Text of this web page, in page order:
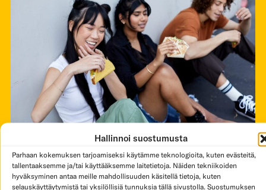
Hallinnoi suostumusta
Parhaan kokemuksen tarjoamiseksi käytämme teknologioita, kuten evästeitä,
tallentaaksemme ja/tai käyttääksemme laitetietoja. Näiden tekniikoiden
hyväksyminen antaa meille mahdollisuuden käsitellä tietoja, kuten
selauskäyttäytymistä tai yksilöllisiä tunnuksia tällä sivustolla. Suostumuksen
LEVEL UP FOR REWARDS!
Jokainen tilaus sovelluksemme kautta kerryttää
ostoksistasi Taco Triben loyalty-pisteitä. Pisteitä